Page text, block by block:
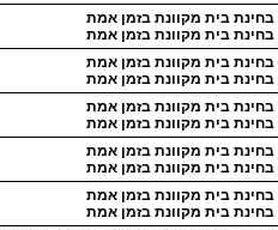
בחינת בית מקוונת בזמן אמת
בחינת בית מקוונת בזמן אמת
בחינת בית מקוונת בזמן אמת
בחינת בית מקוונת בזמן אמת
בחינת בית מקוונת בזמן אמת
בחינת בית מקוונת בזמן אמת
בחינת בית מקוונת בזמן אמת
בחינת בית מקוונת בזמן אמת
בחינת בית מקוונת בזמן אמת
בחינת בית מקוונת בזמן אמת